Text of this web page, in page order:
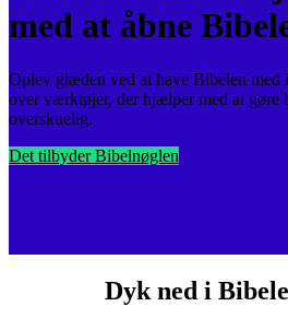
med at åbne
Oplev glæden ved at have Bibelen med
over værktøjer, der hjælper med at gøre
overskuelig.
Det tilbyder Bibelnøglen
Dyk ned i